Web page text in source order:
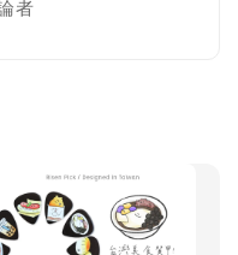
者